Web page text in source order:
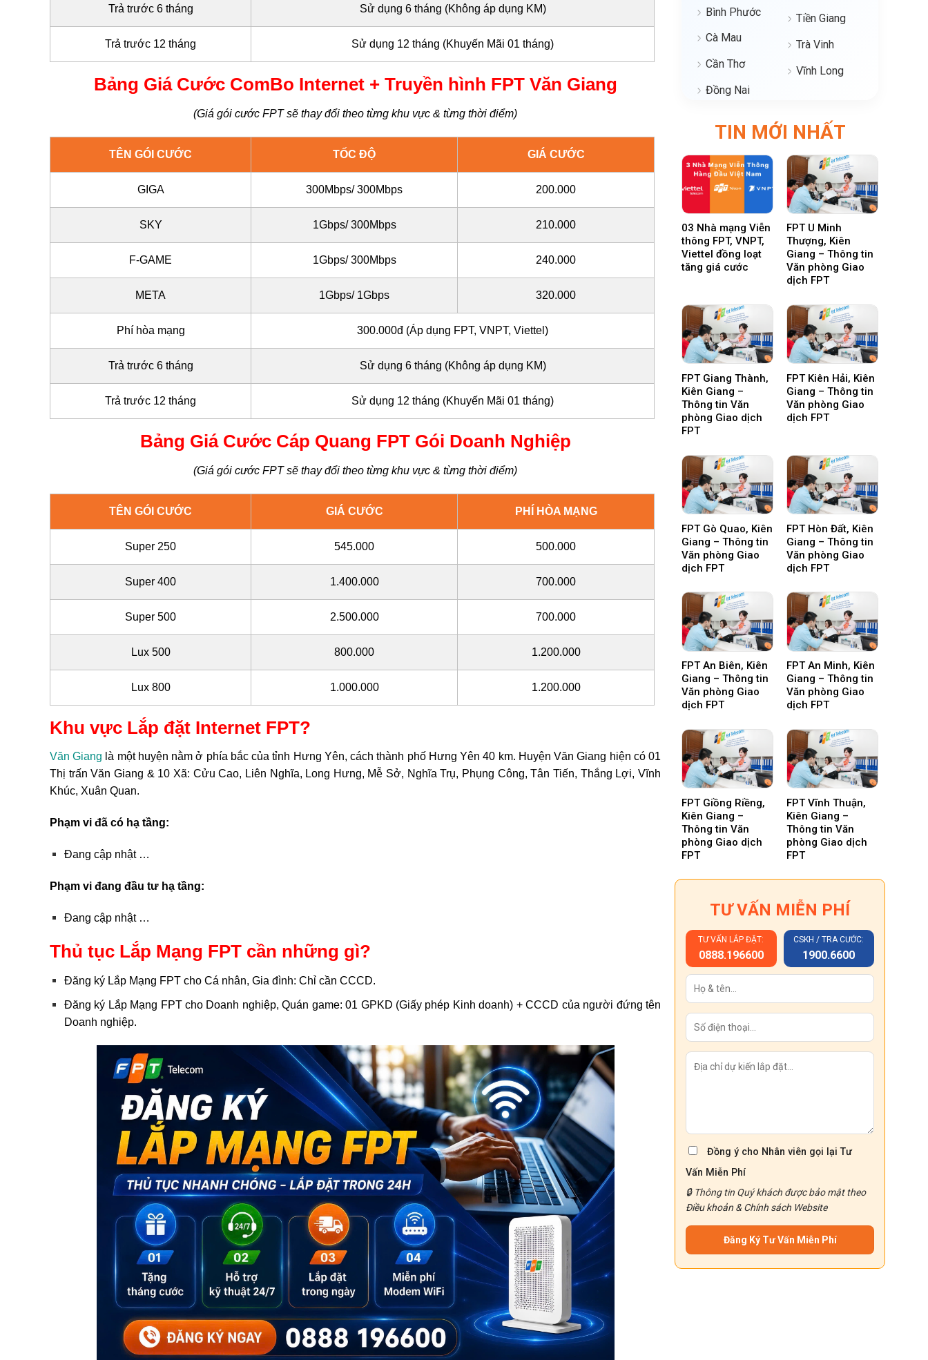
Trả trước 6 tháng Sử dụng 6 tháng (Không áp dụng KM)
Trả trước 12 tháng Sử dụng 12 tháng (Khuyến Mãi 01 tháng)
Bảng Giá Cước ComBo Internet + Truyền hình FPT Văn Giang
(Giá gói cước FPT sẽ thay đổi theo từng khu vực & từng thời điểm)
TÊN GÓI CƯỚC TỐC ĐỘ GIÁ CƯỚC
GIGA 300Mbps/ 300Mbps 200.000
SKY 1Gbps/ 300Mbps 210.000
F-GAME 1Gbps/ 300Mbps 240.000
META 1Gbps/ 1Gbps 320.000
Phí hòa mạng 300.000đ (Áp dụng FPT, VNPT, Viettel)
Trả trước 6 tháng Sử dụng 6 tháng (Không áp dụng KM)
Trả trước 12 tháng Sử dụng 12 tháng (Khuyến Mãi 01 tháng)
Bảng Giá Cước Cáp Quang FPT Gói Doanh Nghiệp
(Giá gói cước FPT sẽ thay đổi theo từng khu vực & từng thời điểm)
TÊN GÓI CƯỚC GIÁ CƯỚC PHÍ HÒA MẠNG
Super 250 545.000 500.000
Super 400 1.400.000 700.000
Super 500 2.500.000 700.000
Lux 500 800.000 1.200.000
Lux 800 1.000.000 1.200.000
Khu vực Lắp đặt Internet FPT?
Văn Giang là một huyện nằm ở phía bắc của tỉnh Hưng Yên, cách thành phố Hưng Yên 40 km. Huyện Văn Giang hiện có 01
Thị trấn Văn Giang & 10 Xã: Cửu Cao, Liên Nghĩa, Long Hưng, Mễ Sở, Nghĩa Trụ, Phụng Công, Tân Tiến, Thắng Lợi, Vĩnh
Khúc, Xuân Quan.
Phạm vi đã có hạ tầng:
Đang cập nhật …
Phạm vi đang đầu tư hạ tầng:
Đang cập nhật …
Thủ tục Lắp Mạng FPT cần những gì?
Đăng ký Lắp Mạng FPT cho Cá nhân, Gia đình: Chỉ cần CCCD.
Đăng ký Lắp Mạng FPT cho Doanh nghiệp, Quán game: 01 GPKD (Giấy phép Kinh doanh) + CCCD của người đứng tên
Doanh nghiệp.
Bình Phước
Cà Mau
Cần Thơ
Đồng Nai
Tiền Giang
Trà Vinh
Vĩnh Long
TIN MỚI NHẤT
03 Nhà mạng Viễn
thông FPT, VNPT,
Viettel đồng loạt
tăng giá cước
FPT U Minh
Thượng, Kiên
Giang – Thông tin
Văn phòng Giao
dịch FPT
FPT Giang Thành,
Kiên Giang –
Thông tin Văn
phòng Giao dịch
FPT
FPT Kiên Hải, Kiên
Giang – Thông tin
Văn phòng Giao
dịch FPT
FPT Gò Quao, Kiên
Giang – Thông tin
Văn phòng Giao
dịch FPT
FPT Hòn Đất, Kiên
Giang – Thông tin
Văn phòng Giao
dịch FPT
FPT An Biên, Kiên
Giang – Thông tin
Văn phòng Giao
dịch FPT
FPT An Minh, Kiên
Giang – Thông tin
Văn phòng Giao
dịch FPT
FPT Giồng Riềng,
Kiên Giang –
Thông tin Văn
phòng Giao dịch
FPT
FPT Vĩnh Thuận,
Kiên Giang –
Thông tin Văn
phòng Giao dịch
FPT
TƯ VẤN MIỄN PHÍ
TƯ VẤN LẮP ĐẶT:
0888.196600
CSKH / TRA CƯỚC:
1900.6600
Đồng ý cho Nhân viên gọi lại Tư
Vấn Miễn Phí
🔒 Thông tin Quý khách được bảo mật theo
Điều khoản & Chính sách Website